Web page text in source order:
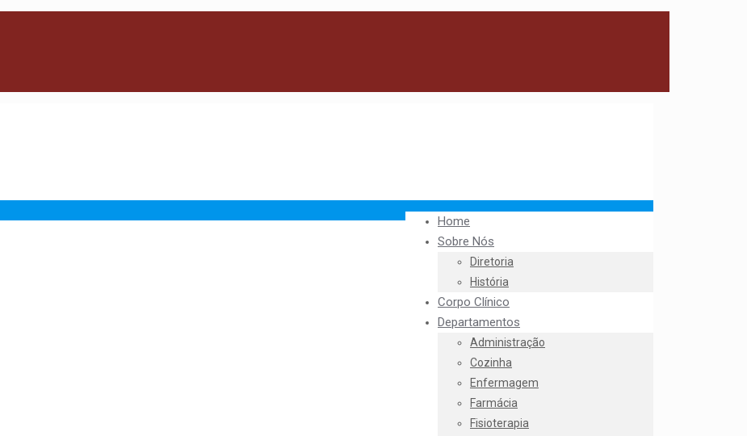
Home
Sobre Nós
Diretoria
História
Corpo Clínico
Departamentos
Administração
Cozinha
Enfermagem
Farmácia
Fisioterapia